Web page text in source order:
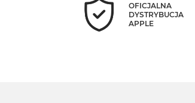
OFICJALNA
DYSTRYBUCJA
APPLE